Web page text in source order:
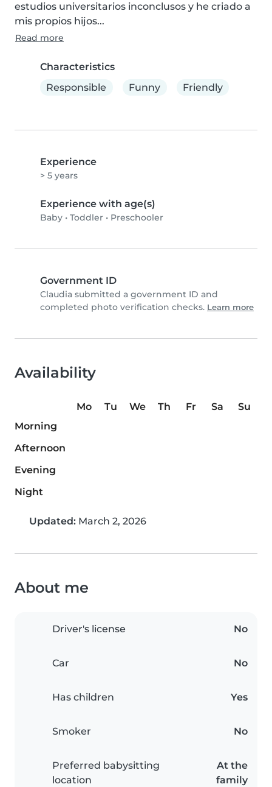
estudios universitarios inconclusos y he criado a
mis propios hijos...
Read more
Characteristics
Responsible
Funny Friendly
Experience
> 5 years
Experience with age(s)
Baby • Toddler • Preschooler
Government ID
Claudia submitted a government ID and
completed photo verification checks. Learn more
Availability
Mo Tu We Th Fr Sa
Su
Morning
Afternoon
Evening
Night
Updated: March 2, 2026
About me
Driver's license No
Car No
Has children Yes
Smoker No
Preferred babysitting
location
At the
family